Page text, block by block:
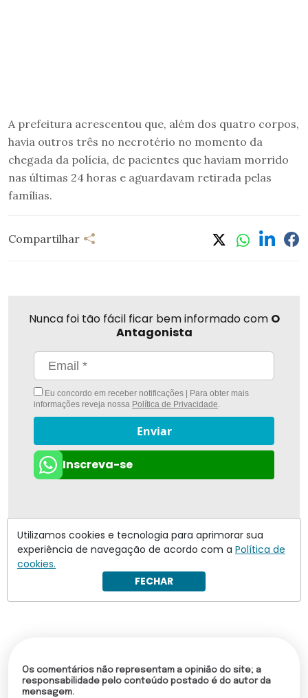
A prefeitura acrescentou que, além dos quatro corpos,
havia outros três no necrotério no momento da
chegada da polícia, de pacientes que haviam morrido
nas últimas 24 horas e aguardavam retirada pelas
famílias.
Compartilhar
Nunca foi tão fácil ficar bem informado com O
Antagonista
Eu concordo em receber notificações | Para obter mais
informações reveja nossa Política de Privacidade.
Enviar
Inscreva-se
Os comentários não representam a opinião do site; a
responsabilidade pelo conteúdo postado é do autor da
mensagem.
Utilizamos cookies e tecnologia para aprimorar sua
experiência de navegação de acordo com a Política de
cookies.
FECHAR